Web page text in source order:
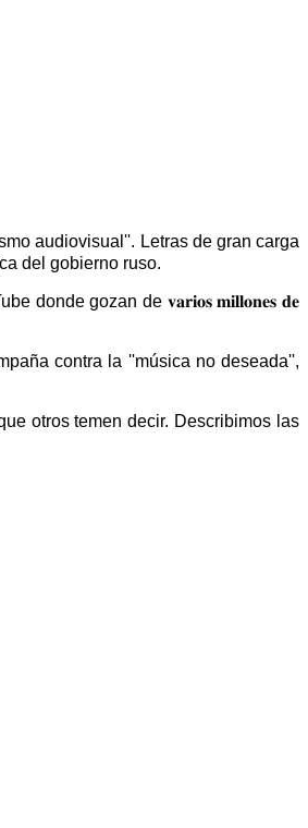
audiovisual''. Letras de gran carga
del gobierno ruso.
gozan de 𝐯𝐚𝐫𝐢𝐨𝐬 𝐦𝐢𝐥𝐥𝐨𝐧𝐞𝐬 𝐝𝐞
contra la ''música no deseada'',
otros temen decir. Describimos las